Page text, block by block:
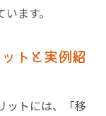
ービス活用
使い方紹介
体験談
ます。
トと実例紹
ットには、「移